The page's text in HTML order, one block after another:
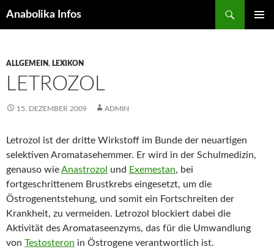
Anabolika Infos
ALLGEMEIN, LEXIKON
LETROZOL
15. DEZEMBER 2009 ADMIN
Letrozol ist der dritte Wirkstoff im Bunde der neuartigen
selektiven Aromatasehemmer. Er wird in der Schulmedizin,
genauso wieAnastrozol und Exemestan, bei
fortgeschrittenem Brustkrebs eingesetzt, um die
Östrogenentstehung, und somit ein Fortschreiten der
Krankheit, zu vermeiden. Letrozol blockiert dabei die
Aktivität des Aromataseenzyms, das für die Umwandlung
von Testosteron in Östrogene verantwortlich ist.